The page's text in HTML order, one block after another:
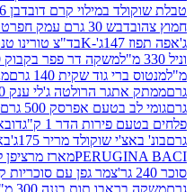
קרם דובדבן 86 גרם
דבש 30 גרם עמק חפר
טרולי בורגר מיני
בד"צ טורינו טנטיישן חלב 189ג'
משקה דר פפר בקבוק 450מ"ל
גוד שקית 140 גרם
הרולטה ג'לי ענק 90 גרם
אפרסק 500 גרם
לקריץ בלוק
הדר 1 ק"ג
שוקולד מריר 175ג'
מארז מרציפן ללא תוספת סוכר
תות בננה 300 מ"ל בודד